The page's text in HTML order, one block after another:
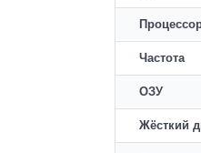
Частота
ОЗУ
Жёсткий